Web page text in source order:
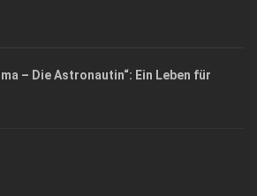
– Die Astronautin“: Ein Leben für